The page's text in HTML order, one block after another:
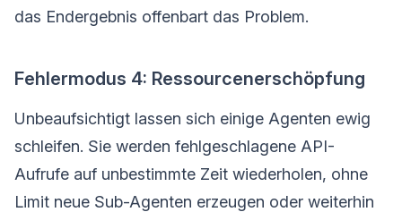
das Endergebnis offenbart das Problem.
Fehlermodus 4: Ressourcenerschöpfung
Unbeaufsichtigt lassen sich einige Agenten ewig
schleifen. Sie werden fehlgeschlagene API-
Aufrufe auf unbestimmte Zeit wiederholen, ohne
Limit neue Sub-Agenten erzeugen oder weiterhin